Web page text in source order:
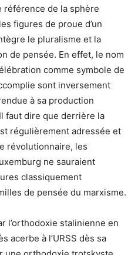
référence de la sphère
figures de proue d’un
le pluralisme et la
de pensée. En effet, le nom
comme symbole de
sont inversement
à sa production
faut dire que derrière la
régulièrement adressée et
révolutionnaire, les
ne sauraient
classiquement
de pensée du marxisme.
l’orthodoxie stalinienne en
acerbe à l’URSS dès sa